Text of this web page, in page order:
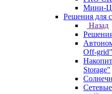
Мини-
Решения для
Назад
Off-grid"
Storage"